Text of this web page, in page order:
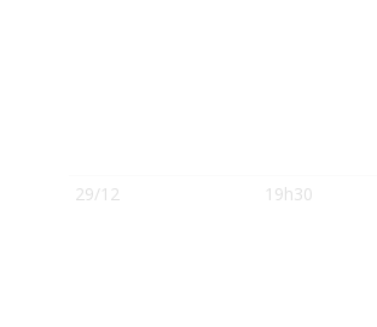
29/12 19h30